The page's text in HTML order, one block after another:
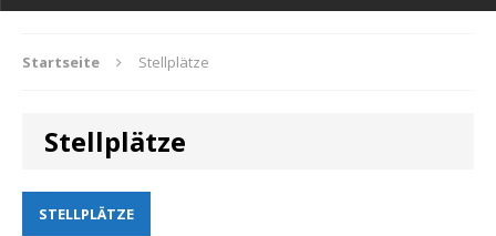
Startseite Stellplätze
Stellplätze
STELLPLÄTZE